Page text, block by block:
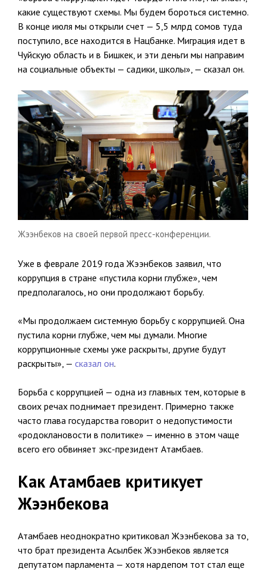
какие существуют схемы. Мы будем бороться системно.
В конце июля мы открыли счет — 5,5 млрд сомов туда
поступило, все находится в Нацбанке. Миграция идет в
Чуйскую область и в Бишкек, и эти деньги мы направим
на социальные объекты — садики, школы», — сказал он.
Жээнбеков на своей первой пресс-конференции.
Уже в феврале 2019 года Жээнбеков заявил, что
коррупция в стране «пустила корни глубже», чем
предполагалось, но они продолжают борьбу.
«Мы продолжаем системную борьбу с коррупцией. Она
пустила корни глубже, чем мы думали. Многие
коррупционные схемы уже раскрыты, другие будут
раскрыты», — сказал он.
Борьба с коррупцией — одна из главных тем, которые в
своих речах поднимает президент. Примерно также
часто глава государства говорит о недопустимости
«родоклановости в политике» — именно в этом чаще
всего его обвиняет экс-президент Атамбаев.
Как Атамбаев критикует
Жээнбекова
Атамбаев неоднократно критиковал Жээнбекова за то,
что брат президента Асылбек Жээнбеков является
депутатом парламента — хотя нардепом тот стал еще